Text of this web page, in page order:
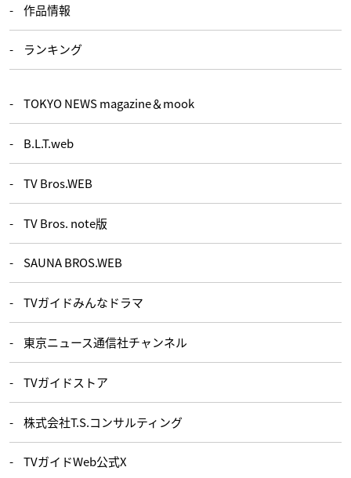
作品情報
ランキング
TOKYO NEWS magazine＆mook
B.L.T.web
TV Bros.WEB
TV Bros. note版
SAUNA BROS.WEB
TVガイドみんなドラマ
東京ニュース通信社チャンネル
TVガイドストア
株式会社T.S.コンサルティング
TVガイドWeb公式X